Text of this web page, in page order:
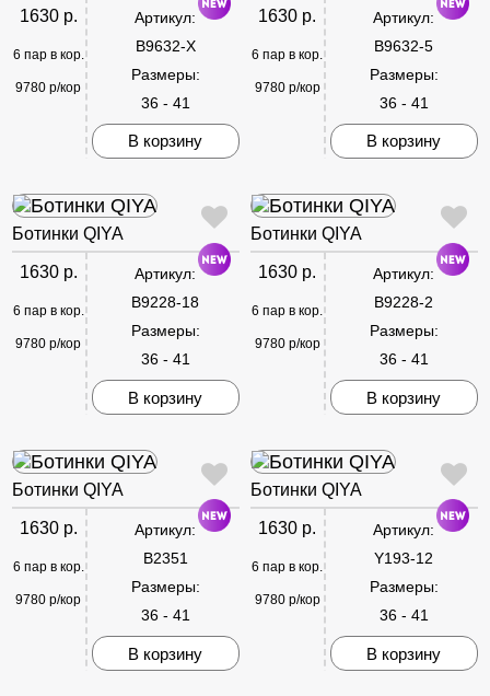
1630 р.
6 пар в кор.
9780 р/кор
Артикул:
B9632-X
Размеры:
36 - 41
В корзину
1630 р.
6 пар в кор.
9780 р/кор
Артикул:
B9632-5
Размеры:
36 - 41
В корзину
Ботинки QIYA
1630 р.
6 пар в кор.
9780 р/кор
Артикул:
B9228-18
Размеры:
36 - 41
В корзину
Ботинки QIYA
1630 р.
6 пар в кор.
9780 р/кор
Артикул:
B9228-2
Размеры:
36 - 41
В корзину
Ботинки QIYA
1630 р.
6 пар в кор.
9780 р/кор
Артикул:
B2351
Размеры:
36 - 41
В корзину
Ботинки QIYA
1630 р.
6 пар в кор.
9780 р/кор
Артикул:
Y193-12
Размеры:
36 - 41
В корзину